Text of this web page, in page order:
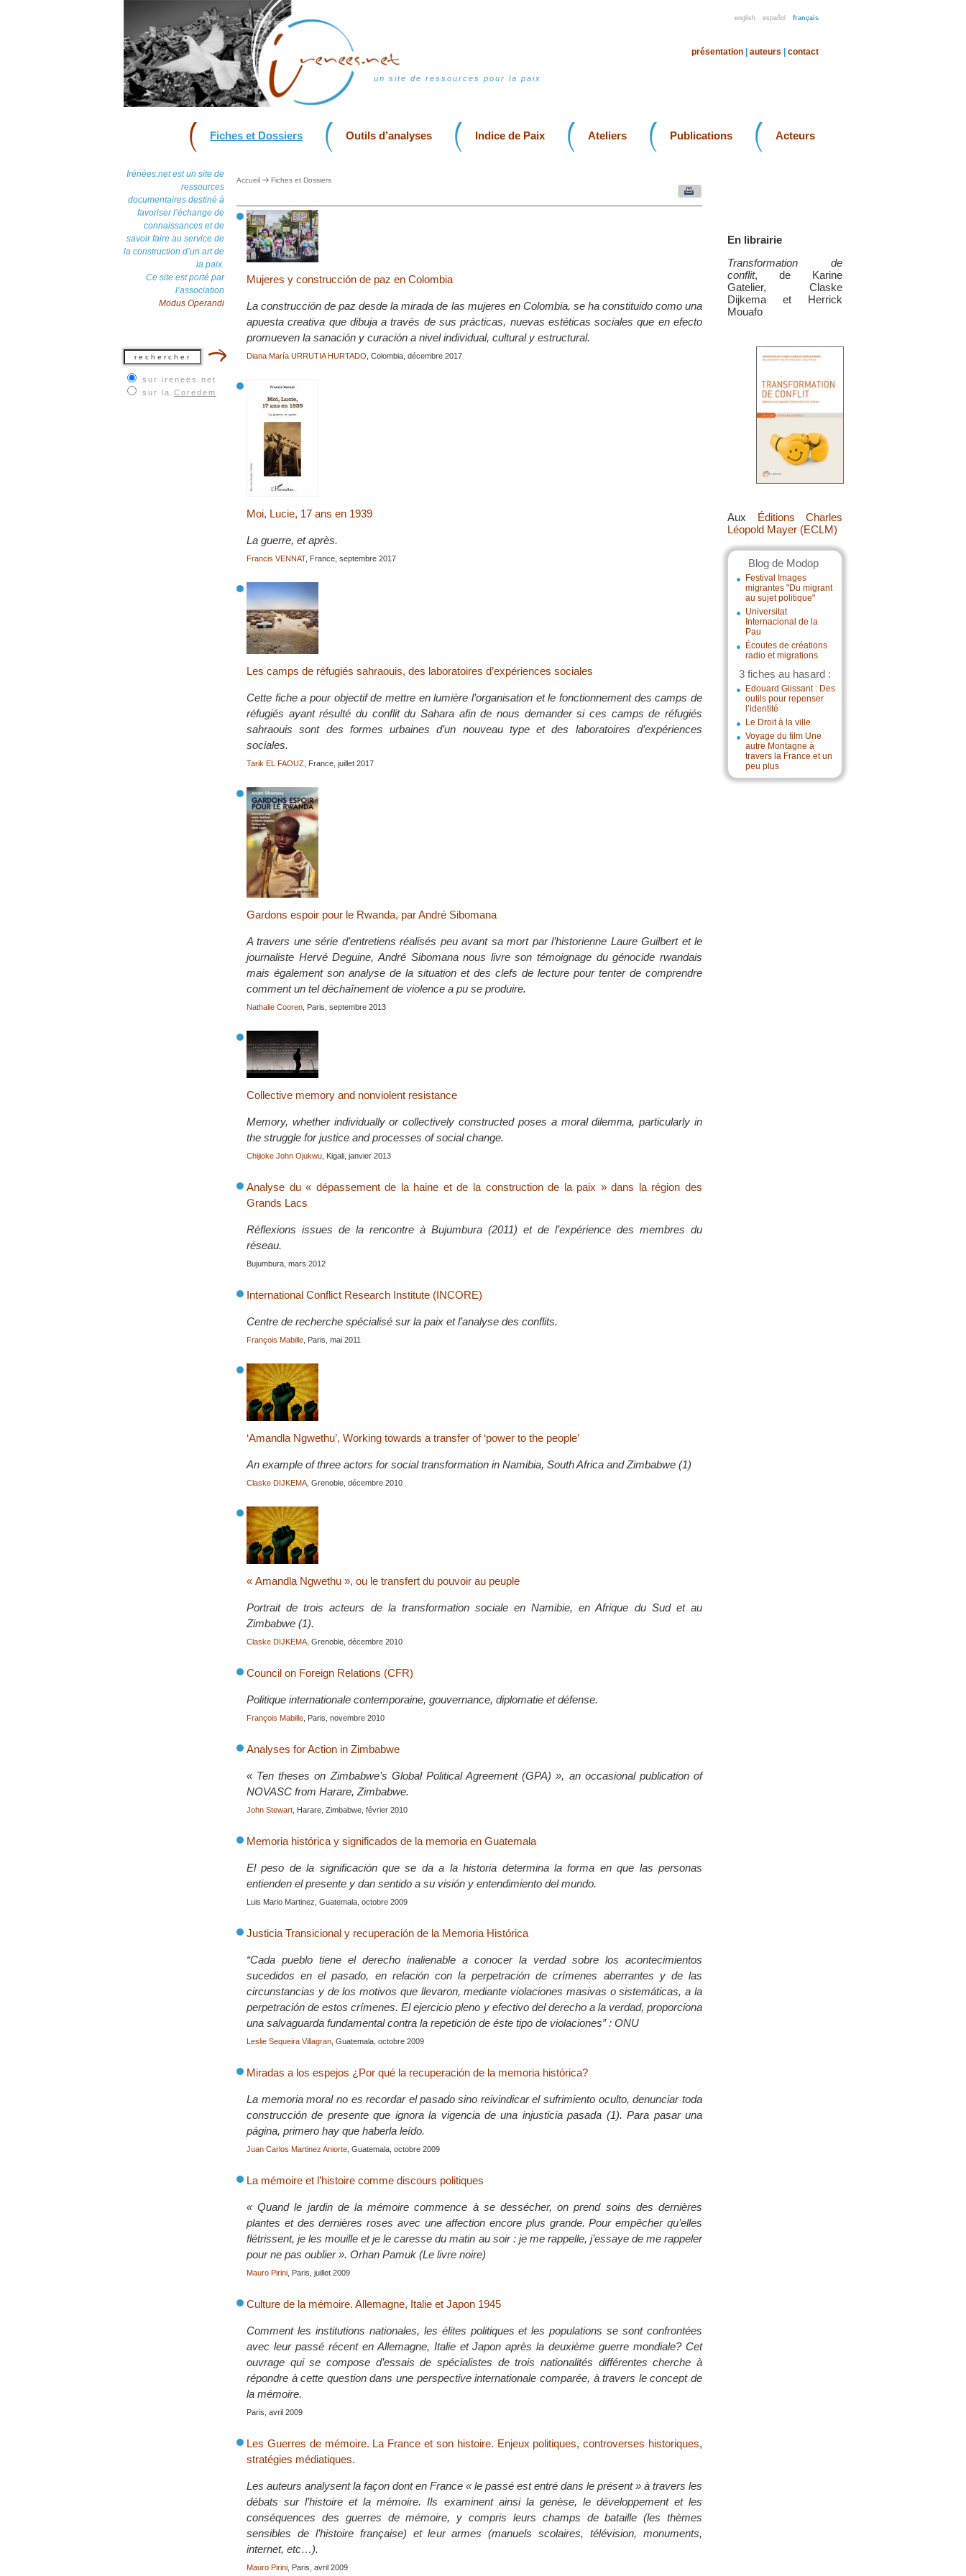
english español français
un site de ressources pour la paix
présentation auteurs contact
Fiches et Dossiers Outils d’analyses Indice de Paix Ateliers Publications Acteurs
Irénées.net est un site de
ressources
documentaires destiné à
favoriser l’échange de
connaissances et de
savoir faire au service de
la construction d’un art de
la paix.
Ce site est porté par
l’association
Modus Operandi
sur irenees.net
sur la Coredem
En librairie
Transformation de
conflit, de Karine
Gatelier, Claske
Dijkema et Herrick
Mouafo
Aux Éditions Charles
Léopold Mayer (ECLM)
Blog de Modop
Festival Images
migrantes "Du migrant
au sujet politique"
Universitat
Internacional de la
Pau
Écoutes de créations
radio et migrations
3 fiches au hasard :
Edouard Glissant : Des
outils pour repenser
l’identité
Le Droit à la ville
Voyage du film Une
autre Montagne à
travers la France et un
peu plus
Accueil Fiches et Dossiers
Mujeres y construcción de paz en Colombia
La construcción de paz desde la mirada de las mujeres en Colombia, se ha constituido como una
apuesta creativa que dibuja a través de sus prácticas, nuevas estéticas sociales que en efecto
promueven la sanación y curación a nivel individual, cultural y estructural.
Diana María URRUTIA HURTADO , Colombia, décembre 2017
Moi, Lucie, 17 ans en 1939
La guerre, et après.
Francis VENNAT, France, septembre 2017
Les camps de réfugiés sahraouis, des laboratoires d’expériences sociales
Cette fiche a pour objectif de mettre en lumière l’organisation et le fonctionnement des camps de
réfugiés ayant résulté du conflit du Sahara afin de nous demander si ces camps de réfugiés
sahraouis sont des formes urbaines d’un nouveau type et des laboratoires d’expériences
sociales.
Tarik EL FAOUZ , France, juillet 2017
Gardons espoir pour le Rwanda, par André Sibomana
A travers une série d’entretiens réalisés peu avant sa mort par l’historienne Laure Guilbert et le
journaliste Hervé Deguine, André Sibomana nous livre son témoignage du génocide rwandais
mais également son analyse de la situation et des clefs de lecture pour tenter de comprendre
comment un tel déchaînement de violence a pu se produire.
Nathalie Cooren , Paris, septembre 2013
Collective memory and nonviolent resistance
Memory, whether individually or collectively constructed poses a moral dilemma, particularly in
the struggle for justice and processes of social change.
Chijioke John Ojukwu , Kigali, janvier 2013
Analyse du « dépassement de la haine et de la construction de la paix » dans la région des
Grands Lacs
Réflexions issues de la rencontre à Bujumbura (2011) et de l’expérience des membres du
réseau.
Bujumbura, mars 2012
International Conflict Research Institute (INCORE)
Centre de recherche spécialisé sur la paix et l’analyse des conflits.
François Mabille , Paris, mai 2011
‘Amandla Ngwethu’, Working towards a transfer of ‘power to the people’
An example of three actors for social transformation in Namibia, South Africa and Zimbabwe (1)
Claske DIJKEMA , Grenoble, décembre 2010
« Amandla Ngwethu », ou le transfert du pouvoir au peuple
Portrait de trois acteurs de la transformation sociale en Namibie, en Afrique du Sud et au
Zimbabwe (1).
Claske DIJKEMA , Grenoble, décembre 2010
Council on Foreign Relations (CFR)
Politique internationale contemporaine, gouvernance, diplomatie et défense.
François Mabille , Paris, novembre 2010
Analyses for Action in Zimbabwe
« Ten theses on Zimbabwe’s Global Political Agreement (GPA) », an occasional publication of
NOVASC from Harare, Zimbabwe.
John Stewart , Harare, Zimbabwe, février 2010
Memoria histórica y significados de la memoria en Guatemala
El peso de la significación que se da a la historia determina la forma en que las personas
entienden el presente y dan sentido a su visión y entendimiento del mundo.
Luis Mario Martinez, Guatemala, octobre 2009
Justicia Transicional y recuperación de la Memoria Histórica
“Cada pueblo tiene el derecho inalienable a conocer la verdad sobre los acontecimientos
sucedidos en el pasado, en relación con la perpetración de crímenes aberrantes y de las
circunstancias y de los motivos que llevaron, mediante violaciones masivas o sistemáticas, a la
perpetración de estos crímenes. El ejercicio pleno y efectivo del derecho a la verdad, proporciona
una salvaguarda fundamental contra la repetición de éste tipo de violaciones” : ONU
Leslie Sequeira Villagran , Guatemala, octobre 2009
Miradas a los espejos ¿Por qué la recuperación de la memoria histórica?
La memoria moral no es recordar el pasado sino reivindicar el sufrimiento oculto, denunciar toda
construcción de presente que ignora la vigencia de una injusticia pasada (1). Para pasar una
página, primero hay que haberla leído.
Juan Carlos Martinez Aniorte , Guatemala, octobre 2009
La mémoire et l’histoire comme discours politiques
« Quand le jardin de la mémoire commence à se dessécher, on prend soins des dernières
plantes et des dernières roses avec une affection encore plus grande. Pour empêcher qu’elles
flétrissent, je les mouille et je le caresse du matin au soir : je me rappelle, j’essaye de me rappeler
pour ne pas oublier ». Orhan Pamuk (Le livre noire)
Mauro Pirini , Paris, juillet 2009
Culture de la mémoire. Allemagne, Italie et Japon 1945
Comment les institutions nationales, les élites politiques et les populations se sont confrontées
avec leur passé récent en Allemagne, Italie et Japon après la deuxième guerre mondiale? Cet
ouvrage qui se compose d’essais de spécialistes de trois nationalités différentes cherche à
répondre à cette question dans une perspective internationale comparée, à travers le concept de
la mémoire.
Paris, avril 2009
Les Guerres de mémoire. La France et son histoire. Enjeux politiques, controverses historiques,
stratégies médiatiques.
Les auteurs analysent la façon dont en France « le passé est entré dans le présent » à travers les
débats sur l’histoire et la mémoire. Ils examinent ainsi la genèse, le développement et les
conséquences des guerres de mémoire, y compris leurs champs de bataille (les thèmes
sensibles de l’histoire française) et leur armes (manuels scolaires, télévision, monuments,
internet, etc…).
Mauro Pirini , Paris, avril 2009